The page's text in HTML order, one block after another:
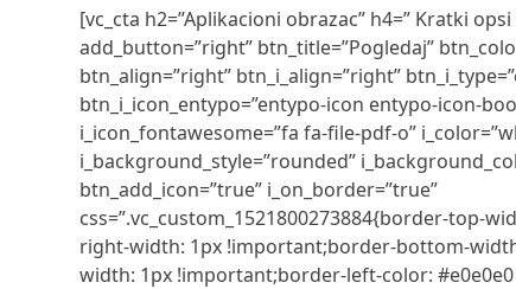
[vc_cta h2=”Aplikacioni obrazac” h4=” Kratki
add_button=”right” btn_title=”Pogledaj”
btn_align=”right” btn_i_align=”right”
btn_i_icon_entypo=”entypo-icon entypo-icon-
i_icon_fontawesome=”fa fa-file-pdf-o”
i_background_style=”rounded”
btn_add_icon=”true” i_on_border=”true”
css=”.vc_custom_1521800273884{border-top-
right-width: 1px !important;border-bottom-
width: 1px !important;border-left-color: